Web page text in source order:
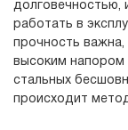
долговечностью,
работать в
прочность
высоким напором
стальных
происходит